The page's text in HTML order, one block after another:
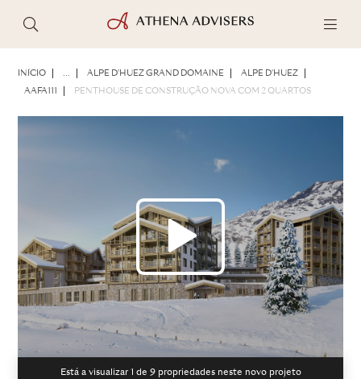
INÍCIO ... ALPE D'HUEZ GRAND DOMAINE ALPE D'HUEZ
AAFA111 PENTHOUSE DE CONSTRUÇÃO NOVA COM 2 QUARTOS
Está a visualizar 1 de 9propriedades neste novo projeto